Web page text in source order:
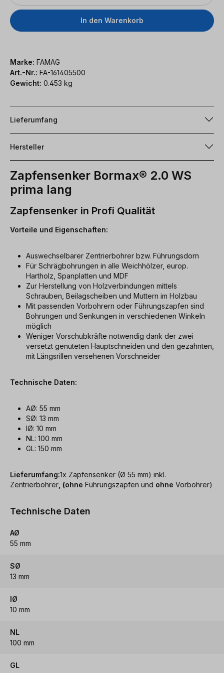
In den Warenkorb
Marke: FAMAG
Art.-Nr.: FA-161405500
Gewicht: 0.453 kg
Lieferumfang
Hersteller
Zapfensenker Bormax® 2.0 WS
prima lang
Zapfensenker in Profi Qualität
Vorteile und Eigenschaften:
Auswechselbarer Zentrierbohrer bzw. Führungsdorn
Für Schrägbohrungen in alle Weichhölzer, europ.
Hartholz, Spanplatten und MDF
Zur Herstellung von Holzverbindungen mittels
Schrauben, Beilagscheiben und Muttern im Holzbau
Mit passenden Vorbohrern oder Führungszapfen sind
Bohrungen und Senkungen in verschiedenen Winkeln
möglich
Weniger Vorschubkräfte notwendig dank der zwei
versetzt genuteten Hauptschneiden und den gezahnten,
mit Längsrillen versehenen Vorschneider
Technische Daten:
AØ: 55 mm
SØ: 13 mm
IØ: 10 mm
NL: 100 mm
GL: 150 mm
Lieferumfang:1x Zapfensenker (Ø 55 mm) inkl.
Zentrierbohrer , (ohne Führungszapfen und ohne Vorbohrer)
Technische Daten
AØ
55 mm
SØ
13 mm
IØ
10 mm
NL
100 mm
GL